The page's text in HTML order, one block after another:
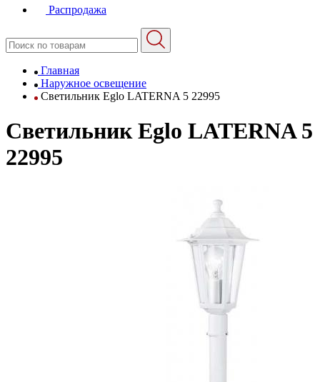
Распродажа
Главная
Наружное освещение
Светильник Eglo LATERNA 5 22995
Светильник Eglo LATERNA 5
22995